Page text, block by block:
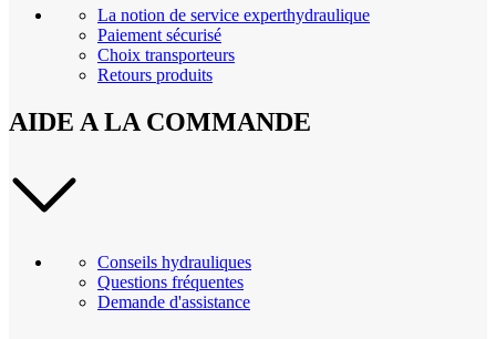
La notion de service experthydraulique
Paiement sécurisé
Choix transporteurs
Retours produits
AIDE A LA COMMANDE
Conseils hydrauliques
Questions fréquentes
Demande d'assistance